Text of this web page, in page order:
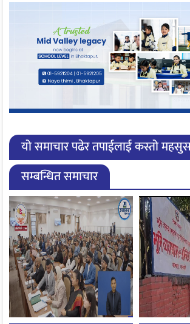
यो समाचार पढेर तपाईलाई कस्तो
सम्बन्धित समाचार